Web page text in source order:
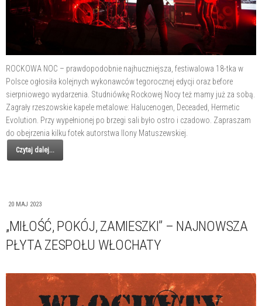
ROCKOWA NOC – prawdopodobnie najhuczniejsza, festiwalowa 18-tka w
Polsce ogłosiła kolejnych wykonawców tegorocznej edycji oraz before
sierpniowego wydarzenia. Studniówkę Rockowej Nocy też mamy już za sobą.
Zagrały rzeszowskie kapele metalowe: Halucenogen, Deceaded, Hermetic
Evolution. Przy wypełnionej po brzegi sali było ostro i czadowo. Zapraszam
do obejrzenia kilku fotek autorstwa Ilony Matuszewskiej.
Czytaj dalej...
20 MAJ 2023
„MIŁOŚĆ, POKÓJ, ZAMIESZKI” – NAJNOWSZA
PŁYTA ZESPOŁU WŁOCHATY